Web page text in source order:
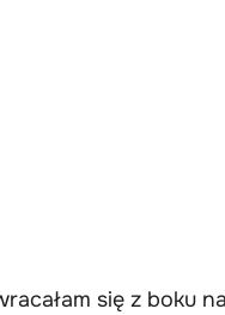
się z boku